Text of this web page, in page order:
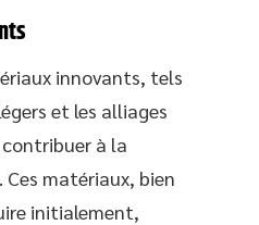
innovants, tels
et les alliages
à la
matériaux, bien
initialement,